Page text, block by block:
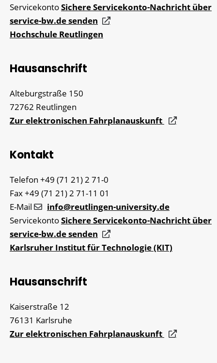
ServicekontoSichere Servicekonto-Nachricht über
service-bw.de senden
Hochschule Reutlingen
Hausanschrift
Alteburgstraße 150
72762 Reutlingen
Zur elektronischen Fahrplanauskunft
Kontakt
Telefon +49 (71 21) 2 71-0
Fax+49 (71 21) 2 71-11 01
E-Mail
info@reutlingen-university.de
ServicekontoSichere Servicekonto-Nachricht über
service-bw.de senden
Karlsruher Institut für Technologie (KIT)
Hausanschrift
Kaiserstraße 12
76131 Karlsruhe
Zur elektronischen Fahrplanauskunft